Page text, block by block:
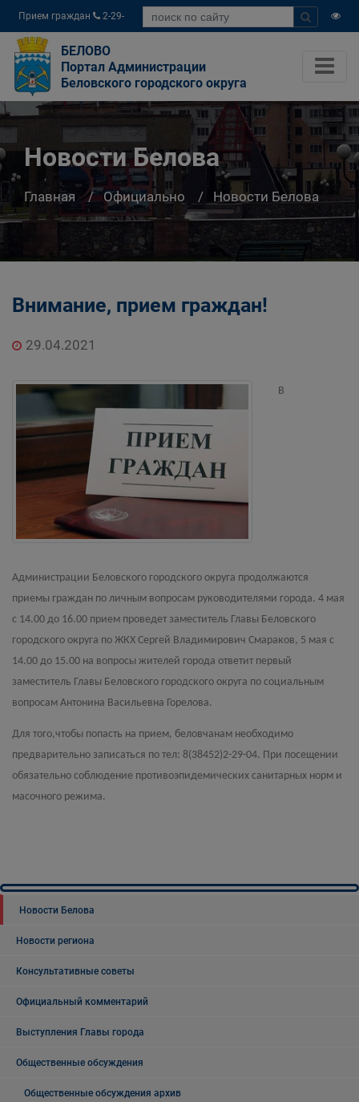
Прием граждан
2-29-
04
БЕЛОВО
Портал Администрации
Беловского городского округа
Новости Белова
Главная Официально Новости Белова
Внимание, прием граждан!
29.04.2021
В
Администрации Беловского городского округа продолжаются
приемы граждан по личным вопросам руководителями города. 4 мая
с 14.00 до 16.00 прием проведет заместитель Главы Беловского
городского округа по ЖКХ Сергей Владимирович Смараков, 5 мая с
14.00 до 15.00 на вопросы жителей города ответит первый
заместитель Главы Беловского городского округа по социальным
вопросам Антонина Васильевна Горелова.
Для того,чтобы попасть на прием, беловчанам необходимо
предварительно записаться по тел: 8(38452)2-29-04. При посещении
обязательно соблюдение противоэпидемических санитарных норм и
масочного режима.
Новости Белова
Новости региона
Консультативные советы
Официальный комментарий
Выступления Главы города
Общественные обсуждения
Общественные обсуждения архив